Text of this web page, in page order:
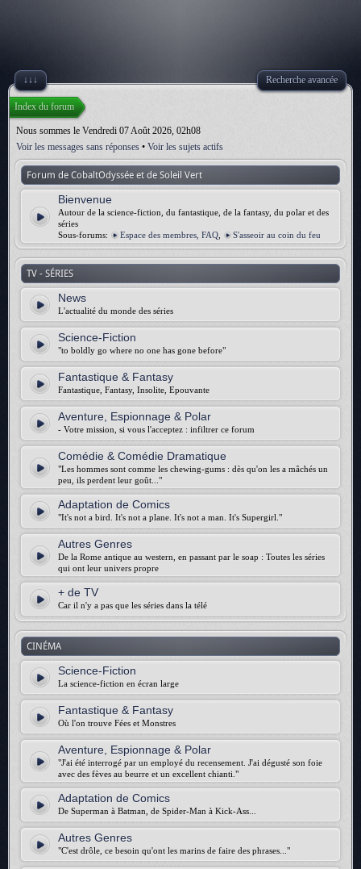
↓↓↓ Recherche avancée
Index du forum
Nous sommes le Vendredi 07 Août 2026, 02h08
Voir les messages sans réponses • Voir les sujets actifs
Forum de CobaltOdyssée et de Soleil Vert
Bienvenue
Autour de la science-fiction, du fantastique, de la fantasy, du polar et des
séries
Sous-forums:
Espace des membres, FAQ S'asseoir au coin du feu
TV - SÉRIES
News
L'actualité du monde des séries
Science-Fiction
"to boldly go where no one has gone before"
Fantastique & Fantasy
Fantastique, Fantasy, Insolite, Epouvante
Aventure, Espionnage & Polar
- Votre mission, si vous l'acceptez : infiltrer ce forum
Comédie & Comédie Dramatique
"Les hommes sont comme les chewing-gums : dès qu'on les a mâchés un
peu, ils perdent leur goût..."
Adaptation de Comics
"It's not a bird. It's not a plane. It's not a man. It's Supergirl."
Autres Genres
De la Rome antique au western, en passant par le soap : Toutes les séries
qui ont leur univers propre
+ de TV
Car il n'y a pas que les séries dans la télé
CINÉMA
Science-Fiction
La science-fiction en écran large
Fantastique & Fantasy
Où l'on trouve Fées et Monstres
Aventure, Espionnage & Polar
"J'ai été interrogé par un employé du recensement. J'ai dégusté son foie
avec des fèves au beurre et un excellent chianti."
Adaptation de Comics
De Superman à Batman, de Spider-Man à Kick-Ass...
Autres Genres
"C'est drôle, ce besoin qu'ont les marins de faire des phrases..."